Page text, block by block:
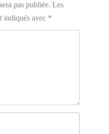
pas publiée. Les
indiqués avec *